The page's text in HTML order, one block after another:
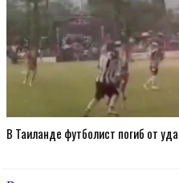
В Таиланде футболист погиб от